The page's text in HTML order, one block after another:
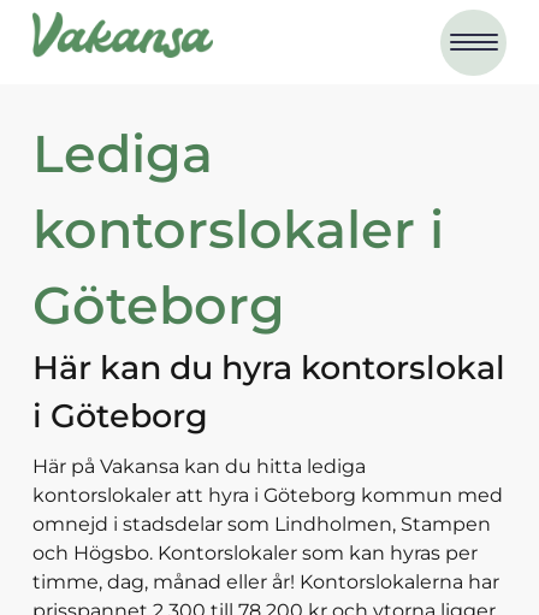
Lediga
kontorslokaler i
Göteborg
Här kan du hyra kontorslokal
i Göteborg
Här på Vakansa kan du hitta lediga
kontorslokaler att hyra i Göteborg kommun med
omnejd i stadsdelar som Lindholmen, Stampen
och Högsbo. Kontorslokaler som kan hyras per
timme, dag, månad eller år! Kontorslokalerna har